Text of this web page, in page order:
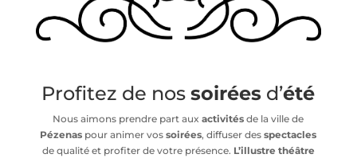
Profitez de nossoirées d’été
Nous aimons prendre part auxactivités de la ville de
Pézenas pour animer vossoirées, diffuser desspectacles
de qualité et profiter de votre présence. L’illustre théâtre